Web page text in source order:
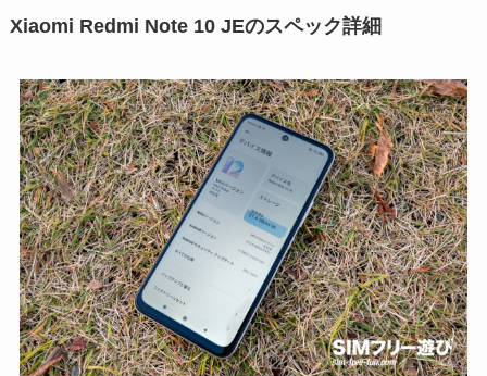
Xiaomi Redmi Note 10 JEのスペック詳細